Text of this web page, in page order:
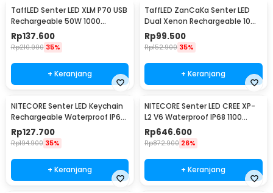
TaffLED Senter LED XLM P70 USB
Rechargeable 50W 1000
Lumens with 26650 Battery -
XLM-P70
Rp137.600
Rp210.900 35%
+ Keranjang
TaffLED ZanCaKa Senter LED
Dual Xenon Rechargeable 10W
13500 Lumens - Q3
Rp99.500
Rp152.900 35%
+ Keranjang
NITECORE Senter LED Keychain
Rechargeable Waterproof IP65
55 Lumens - Tube V2.0
Rp127.700
Rp194.900 35%
+ Keranjang
NITECORE Senter LED CREE XP-
L2 V6 Waterproof IP68 1100
Lumens - P10 V2
Rp646.600
Rp872.900 26%
+ Keranjang